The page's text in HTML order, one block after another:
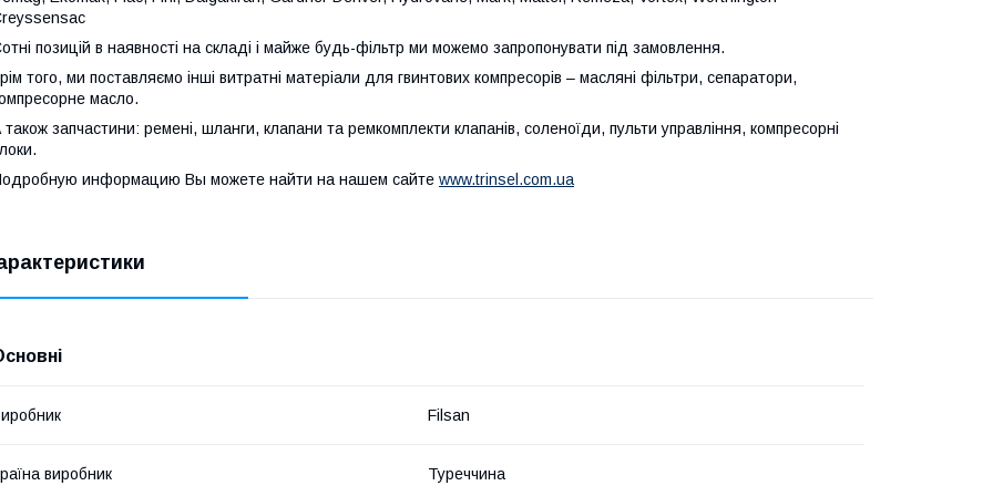
позицій в наявності на складі і майже будь-фільтр ми можемо запропонувати під замовлення.
того, ми поставляємо інші витратні матеріали для гвинтових компресорів – масляні фільтри, сепаратори,
масло.
також запчастини: ремені, шланги, клапани та ремкомплекти клапанів, соленоїди, пульти управління, компресорні
информацию Вы можете найти на нашем сайте www.trinsel.com.ua
Filsan
виробник Туреччина